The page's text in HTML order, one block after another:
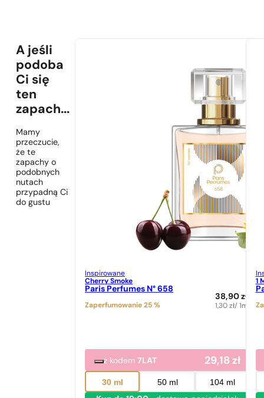
A jeśli
podoba
Ci się
ten
zapach...
Mamy
przeczucie,
że te
zapachy o
podobnych
nutach
przypadną Ci
do gustu
Inspirowane
Cherry Smoke
Paris Perfumes N° 658
Zaperfumowanie 25 %
38,90zł
1,30zł/ 1ml
z kodem7LAT 29,18zł
30 ml 50 ml 104 ml
1